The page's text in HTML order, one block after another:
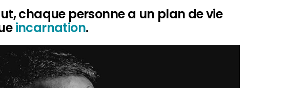
chaque personne a un plan de vie
incarnation.